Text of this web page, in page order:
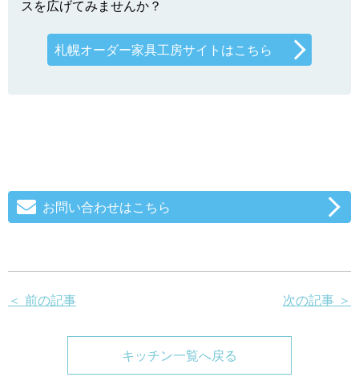
スを広げてみませんか？
札幌オーダー家具工房サイトはこちら
お問い合わせはこちら
＜ 前の記事 次の記事 ＞
キッチン一覧へ戻る